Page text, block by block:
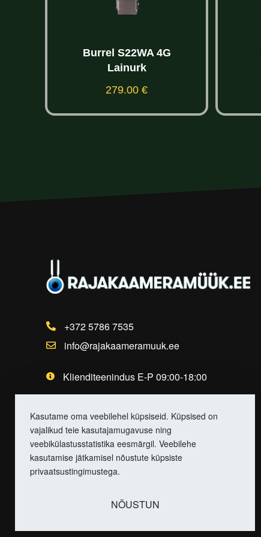
Burrel S22WA 4G
Lainurk
279.00€
+372 5786 7535
info@rajakaameramuuk.ee
Klienditeenindus E-P 09:00-18:00
Kasutame oma veebilehel küpsiseid. Küpsised on
vajalikud teie kasutajamugavuse ning
veebikülastusstatistika eesmärgil. Veebilehe
kasutamise jätkamisel nõustute küpsiste
privaatsustingimustega.
NÕUSTUN